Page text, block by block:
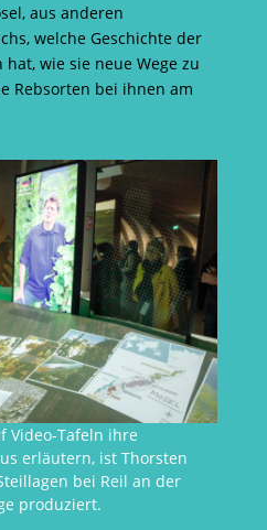
aus anderen
welche Geschichte der
wie sie neue Wege zu
Rebsorten bei ihnen am
Video-Tafeln ihre
erläutern, ist Thorsten
bei Reil an der
produziert.